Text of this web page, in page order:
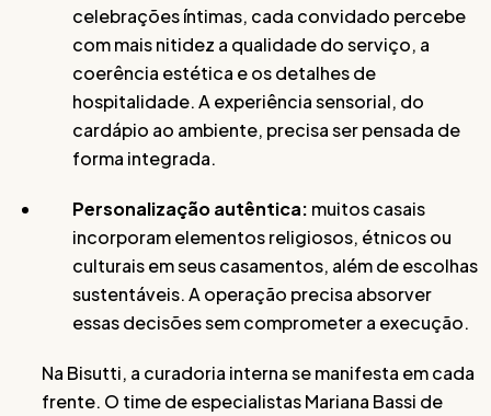
celebrações íntimas, cada convidado percebe
com mais nitidez a qualidade do serviço, a
coerência estética e os detalhes de
hospitalidade. A experiência sensorial, do
cardápio ao ambiente, precisa ser pensada de
forma integrada.
Personalização autêntica: muitos casais
incorporam elementos religiosos, étnicos ou
culturais em seus casamentos, além de escolhas
sustentáveis. A operação precisa absorver
essas decisões sem comprometer a execução.
Na Bisutti, a curadoria interna se manifesta em cada
frente. O time de especialistas Mariana Bassi de